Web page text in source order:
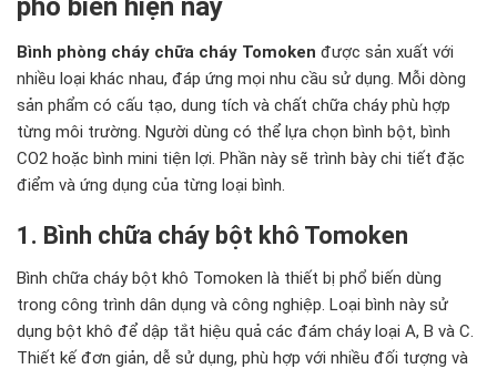
phổ biến hiện nay
Bình phòng cháy chữa cháy Tomoken được sản xuất với
nhiều loại khác nhau, đáp ứng mọi nhu cầu sử dụng. Mỗi dòng
sản phẩm có cấu tạo, dung tích và chất chữa cháy phù hợp
từng môi trường. Người dùng có thể lựa chọn bình bột, bình
CO2 hoặc bình mini tiện lợi. Phần này sẽ trình bày chi tiết đặc
điểm và ứng dụng của từng loại bình.
1. Bình chữa cháy bột khô Tomoken
Bình chữa cháy bột khô Tomoken là thiết bị phổ biến dùng
trong công trình dân dụng và công nghiệp. Loại bình này sử
dụng bột khô để dập tắt hiệu quả các đám cháy loại A, B và C.
Thiết kế đơn giản, dễ sử dụng, phù hợp với nhiều đối tượng và